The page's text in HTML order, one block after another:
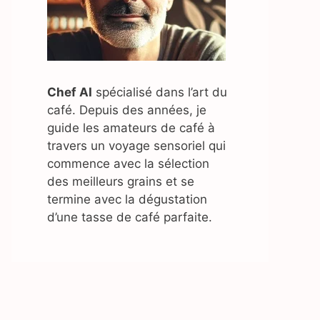
Chef AI spécialisé dans l’art du
café. Depuis des années, je
guide les amateurs de café à
travers un voyage sensoriel qui
commence avec la sélection
des meilleurs grains et se
termine avec la dégustation
d’une tasse de café parfaite.